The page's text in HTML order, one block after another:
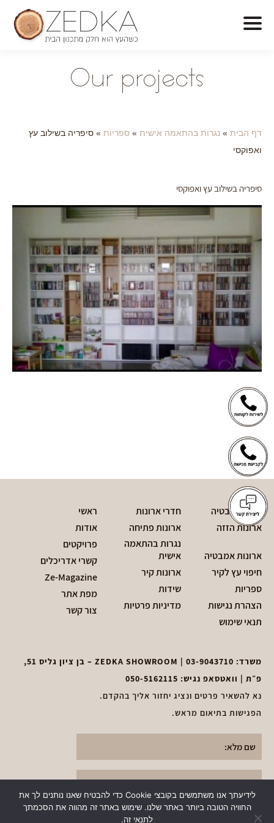
Our projects
דף הבית » נגרות בהתאמה אישית » ספריות » סיפריה בשילוב עץ
ואפוקסי
סיפריה בשילוב עץ ואפוקסי
חדרי אמבטיה
חדרי ארונות
ארונות הזזה
ארונות פתיחה
ארונות אמבטיה
נגרות בהתאמה
אישית
חיפוי עץ לקיר
ארונות קיר
ספריות
שידות
הצהרת נגישות
מדיניות פרטיות
תנאי שימוש
ראשי
אודות
פרויקטים
קשרי אדריכלים
Ze-Magazine
מפת אתר
צור קשר
משרד: 03-9043710
| ZEDKA SHOWROOM – בן ציון גליס 51,
פ״ת | וואטסאפ נגיש: 050-5162115
נא להשאיר פרטים ונציג יחזור אליך בהקדם.
הפגישות בתיאום מראש.
לידיעתך אנו משתמשים בקובצי Cookie כדי להבטיח שאנו נותנים לך את
החוויה הטובה ביותר באתר שלנו. שימוש באתר זה מהווה את הסכמתך
לתנאי זה.